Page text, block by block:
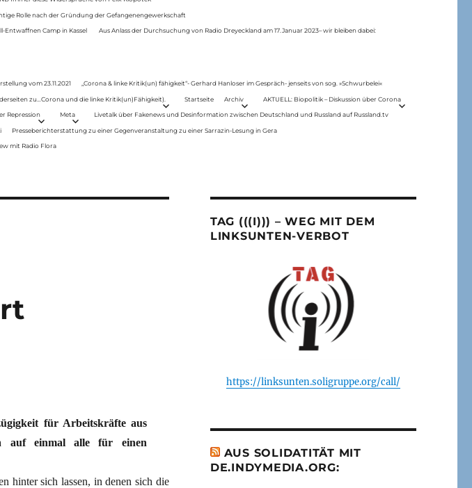
Rolle nach der Gründung der Gefangenengewerkschaft
Entwaffnen Camp in Kassel Aus Anlass der Durchsuchung von Radio Dreyeckland am 17.Januar 2023– wir bleiben dabei:
vom 23.11.2021 „Corona & linke Kritik(un) fähigkeit“- Gerhard Hanloser im Gespräch- jenseits von sog. »Schwurbelei«
zu…Corona und die linke Kritik(un)Fähigkeit). Startseite Archiv AKTUELL: Biopolitik – Diskussion über Corona
Repression Meta Livetalk über Fakenews und Desinformation zwischen Deutschland und Russland auf Russland.tv
Presseberichterstattung zu einer Gegenveranstaltung zu einer Sarrazin-Lesung in Gera
mit Radio Flora
für Arbeitskräfte aus
auf einmal alle für einen
hinter sich lassen, in denen sich die
TAG (((I))) – WEG MIT DEM
LINKSUNTEN-VERBOT
https://linksunten.soligruppe.org/call/
AUS SOLIDATITÄT MIT
DE.INDYMEDIA.ORG: